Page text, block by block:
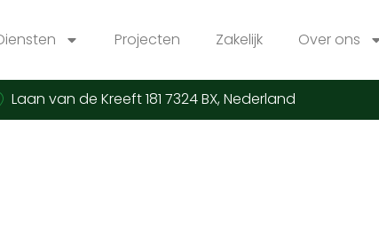
Projecten Zakelijk Over ons
Laan van de Kreeft 181 7324 BX, Nederland